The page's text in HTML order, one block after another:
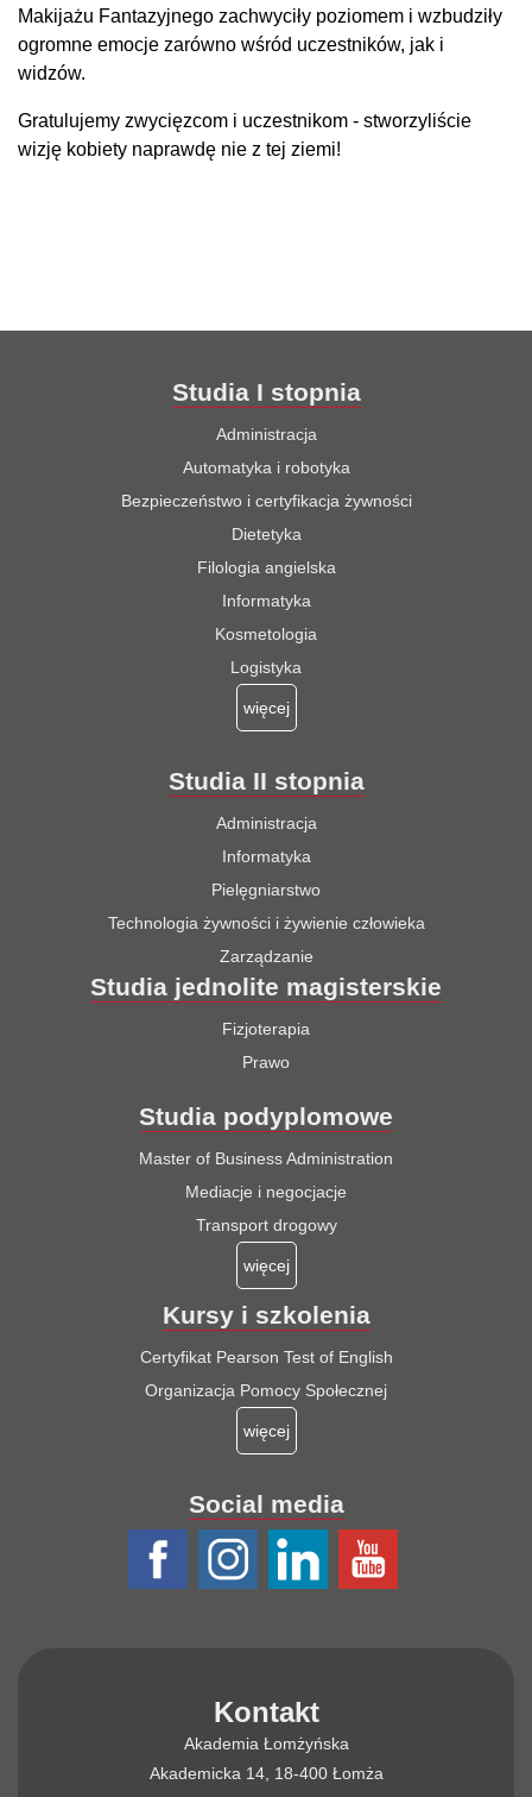
Makijażu Fantazyjnego zachwyciły poziomem i wzbudziły
ogromne emocje zarówno wśród uczestników, jak i
widzów.
Gratulujemy zwycięzcom i uczestnikom - stworzyliście
wizję kobiety naprawdę nie z tej ziemi!
Studia I stopnia
Administracja
Automatyka i robotyka
Bezpieczeństwo i certyfikacja żywności
Dietetyka
Filologia angielska
Informatyka
Kosmetologia
Logistyka
więcej
Studia II stopnia
Administracja
Informatyka
Pielęgniarstwo
Technologia żywności i żywienie człowieka
Zarządzanie
Studia jednolite magisterskie
Fizjoterapia
Prawo
Studia podyplomowe
Master of Business Administration
Mediacje i negocjacje
Transport drogowy
więcej
Kursy i szkolenia
Certyfikat Pearson Test of English
Organizacja Pomocy Społecznej
więcej
Social media
Kontakt
Akademia Łomżyńska
Akademicka 14, 18-400 Łomża